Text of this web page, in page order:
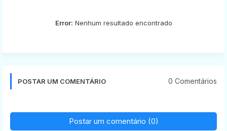
Error: Nenhum resultado encontrado
POSTAR UM COMENTÁRIO 0 Comentários
Postar um comentário (0)